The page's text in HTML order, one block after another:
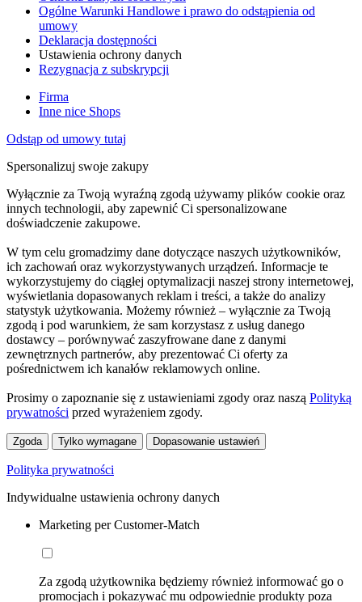
Ogólne Warunki Handlowe i prawo do odstąpienia od
umowy
Deklaracja dostępności
Ustawienia ochrony danych
Rezygnacja z subskrypcji
Firma
Inne nice Shops
Odstąp od umowy tutaj
Spersonalizuj swoje zakupy
Wyłącznie za Twoją wyraźną zgodą używamy plików cookie oraz
innych technologii, aby zapewnić Ci spersonalizowane
doświadczenie zakupowe.
W tym celu gromadzimy dane dotyczące naszych użytkowników,
ich zachowań oraz wykorzystywanych urządzeń. Informacje te
wykorzystujemy do ciągłej optymalizacji naszej strony internetowej,
wyświetlania dopasowanych reklam i treści, a także do analizy
statystyk użytkowania. Możemy również – wyłącznie za Twoją
zgodą i pod warunkiem, że sam korzystasz z usług danego
dostawcy – porównywać zaszyfrowane dane z danymi
zewnętrznych partnerów, aby prezentować Ci oferty za
pośrednictwem ich kanałów reklamowych online.
Prosimy o zapoznanie się z ustawieniami zgody oraz naszą Polityką
prywatności przed wyrażeniem zgody.
Zgoda Tylko wymagane Dopasowanie ustawień
Polityka prywatności
Indywidualne ustawienia ochrony danych
Marketing per Customer-Match
Za zgodą użytkownika będziemy również informować go o
promocjach i pokazywać mu odpowiednie produkty poza